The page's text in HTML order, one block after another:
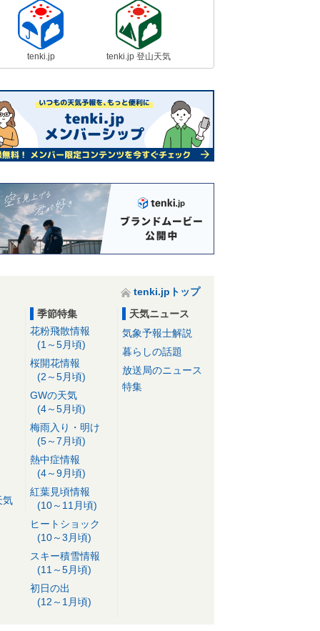
tenki.jp tenki.jp 登山天気
tenki.jpトップ
気
季節特集
花粉飛散情報
(1～5月頃)
桜開花情報
(2～5月頃)
GWの天気
(4～5月頃)
梅雨入り・明け
(5～7月頃)
熱中症情報
(4～9月頃)
紅葉見頃情報
(10～11月頃)
ヒートショック
(10～3月頃)
スキー積雪情報
(11～5月頃)
初日の出
(12～1月頃)
天気ニュース
気象予報士解説
暮らしの話題
放送局のニュース
特集